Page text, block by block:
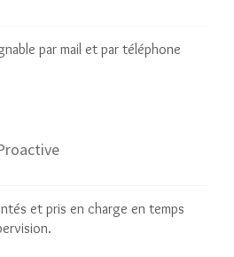
par mail et par téléphone
et pris en charge en temps